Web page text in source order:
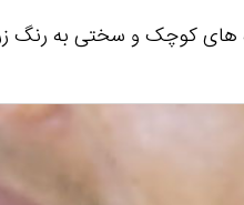
های کوچک و سختی به رنگ